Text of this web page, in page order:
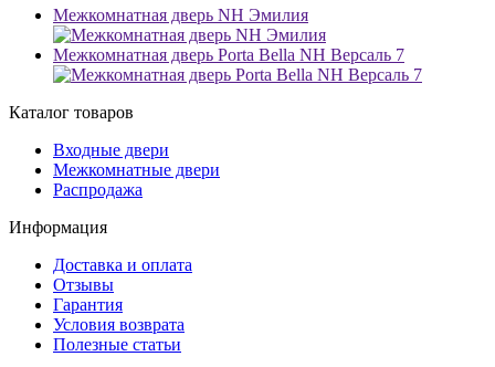
Межкомнатная дверь NH Эмилия
Межкомнатная дверь Porta Bella NH Версаль 7
Каталог товаров
Входные двери
Межкомнатные двери
Распродажа
Информация
Доставка и оплата
Отзывы
Гарантия
Условия возврата
Полезные статьи